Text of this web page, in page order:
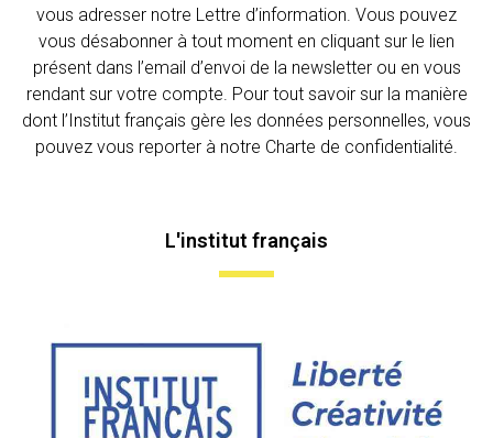
vous adresser notre Lettre d’information. Vous pouvez
vous désabonner à tout moment en cliquant sur le lien
présent dans l’email d’envoi de la newsletter ou en vous
rendant sur votre compte. Pour tout savoir sur la manière
dont l’Institut français gère les données personnelles, vous
pouvez vous reporter à notre Charte de confidentialité.
L'institut français